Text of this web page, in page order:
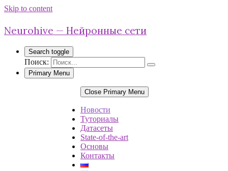
Skip to content
Neurohive — Нейронные сети
Search toggle
Поиск:
Primary Menu
Close Primary Menu
Новости
Туториалы
Датасеты
State-of-the-art
Основы
Контакты